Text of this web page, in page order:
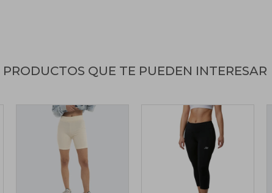
PRODUCTOS QUE TE PUEDEN INTERESAR